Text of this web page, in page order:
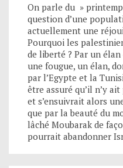
On parle du »
question d’une
actuellement une
Pourquoi les
de liberté ? Par un
une fougue, un élan,
par l’Egypte et la
être assuré qu’il n’y
et s’ensuivrait alors
que par la beauté du
lâché Moubarak de
pourrait abandonner